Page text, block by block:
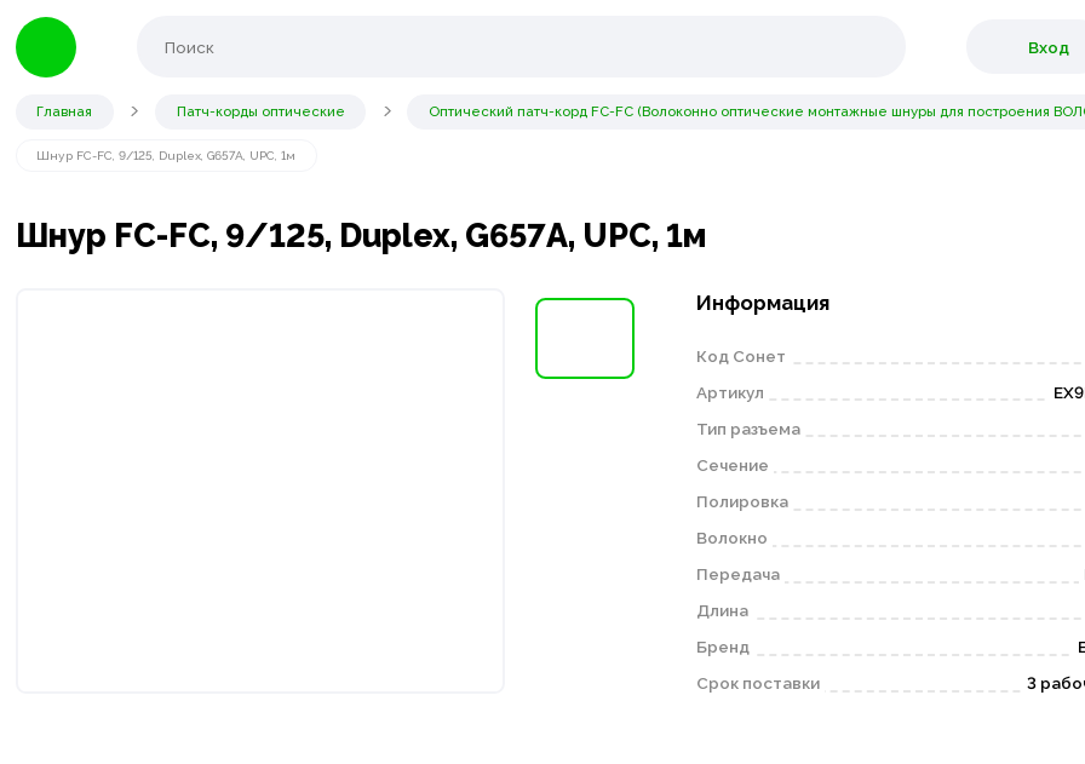
Вход
Главная Патч-корды оптические Оптический патч-корд FC-FC (Волоконно оптические монтажные шнуры для построения
Шнур FC-FC, 9/125, Duplex, G657A, UPC, 1м
Шнур FC-FC, 9/125, Duplex, G657A, UPC, 1м
Информация
Код Сонет
Артикул
Тип разъема
Сечение
Полировка
Волокно
Передача
Длина
Бренд
Срок поставки
3